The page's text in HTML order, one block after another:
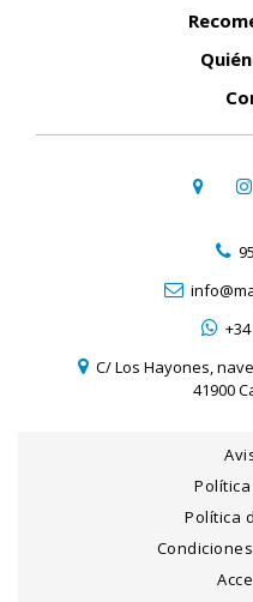
C/ Los Hayones,
41900
Política